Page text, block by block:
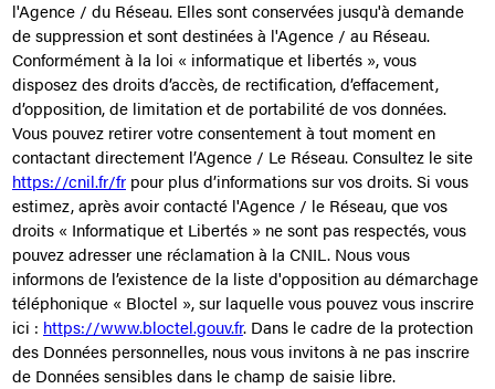
l'Agence / du Réseau. Elles sont conservées jusqu'à demande
de suppression et sont destinées à l'Agence / au Réseau.
Conformément à la loi « informatique et libertés », vous
disposez des droits d’accès, de rectification, d’effacement,
d’opposition, de limitation et de portabilité de vos données.
Vous pouvez retirer votre consentement à tout moment en
contactant directement l’Agence / Le Réseau. Consultez le site
https://cnil.fr/fr pour plus d’informations sur vos droits. Si vous
estimez, après avoir contacté l'Agence / le Réseau, que vos
droits « Informatique et Libertés » ne sont pas respectés, vous
pouvez adresser une réclamation à la CNIL. Nous vous
informons de l’existence de la liste d'opposition au démarchage
téléphonique « Bloctel », sur laquelle vous pouvez vous inscrire
ici : https://www.bloctel.gouv.fr. Dans le cadre de la protection
des Données personnelles, nous vous invitons à ne pas inscrire
de Données sensibles dans le champ de saisie libre.